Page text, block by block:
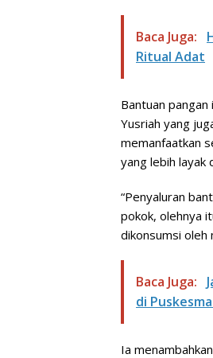
Baca Juga:
Ritual Adat
Bantuan
Yusriah yang
memanfaatkan
yang lebih layak
“Penyaluran
pokok, olehnya
dikonsumsi oleh
Baca Juga:
di
Ia